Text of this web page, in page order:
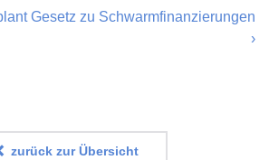
Gesetz zu Schwarmfinanzierungen
›
zurück zur Übersicht